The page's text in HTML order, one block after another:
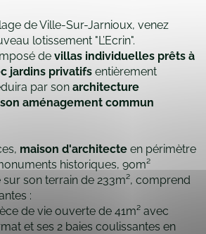
de Ville-Sur-Jarnioux, venez
lotissement "L’Ecrin".
de villas individuelles prêts à
jardins privatifs entièrement
par son architecture
aménagement commun
maison d'architecte en périmètre
historiques, 90m²
sur son terrain de 233m², comprend
:
de vie ouverte de 41m² avec
et ses 2 baies coulissantes en